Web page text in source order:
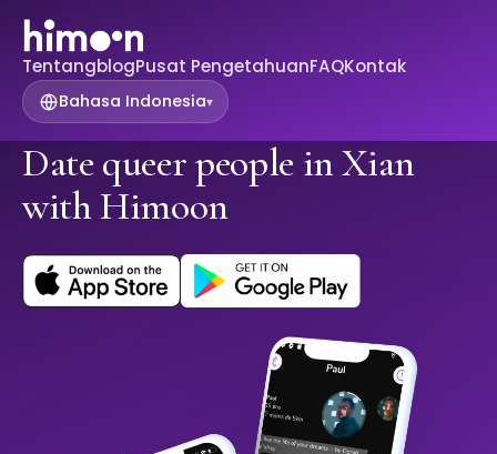
TentangblogPusat PengetahuanFAQKontak
Bahasa Indonesia▾
Date queer people in Xian
with Himoon